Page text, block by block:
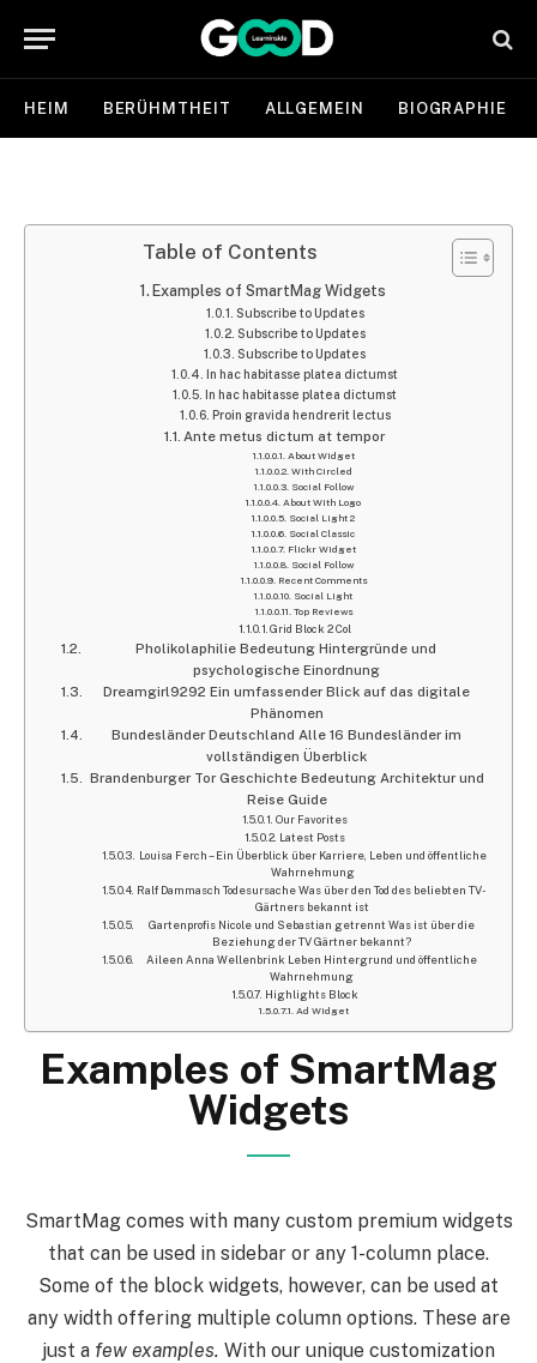
HEIM BERÜHMTHEIT ALLGEMEIN BIOGRAPHIE
Table of Contents
Examples of SmartMag Widgets
Subscribe to Updates
Subscribe to Updates
Subscribe to Updates
In hac habitasse platea dictumst
In hac habitasse platea dictumst
Proin gravida hendrerit lectus
Ante metus dictum at tempor
About Widget
With Circled
Social Follow
About With Logo
Social Light 2
Social Classic
Flickr Widget
Social Follow
Recent Comments
Social Light
Top Reviews
Grid Block 2 Col
Pholikolaphilie Bedeutung Hintergründe und
psychologische Einordnung
Dreamgirl9292 Ein umfassender Blick auf das digitale
Phänomen
Bundesländer Deutschland Alle 16 Bundesländer im
vollständigen Überblick
Brandenburger Tor Geschichte Bedeutung Architektur und
Reise Guide
Our Favorites
Latest Posts
Louisa Ferch – Ein Überblick über Karriere, Leben und öffentliche
Wahrnehmung
Ralf Dammasch Todesursache Was über den Tod des beliebten TV-
Gärtners bekannt ist
Gartenprofis Nicole und Sebastian getrennt Was ist über die
Beziehung der TV Gärtner bekannt?
Aileen Anna Wellenbrink Leben Hintergrund und öffentliche
Wahrnehmung
Highlights Block
Ad Widget
Examples of SmartMag
Widgets
SmartMag comes with many custom premium widgets
that can be used in sidebar or any 1-column place.
Some of the block widgets, however, can be used at
any width offering multiple column options. These are
just a few examples. With our unique customization